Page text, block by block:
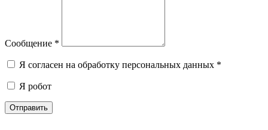
Сообщение *
Я согласен на обработку персональных данных *
Я робот
Отправить